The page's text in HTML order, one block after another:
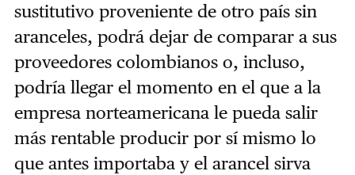
sustitutivo proveniente de otro país sin
aranceles, podrá dejar de comparar a sus
proveedores colombianos o, incluso,
podría llegar el momento en el que a la
empresa norteamericana le pueda salir
más rentable producir por sí mismo lo
que antes importaba y el arancel sirva